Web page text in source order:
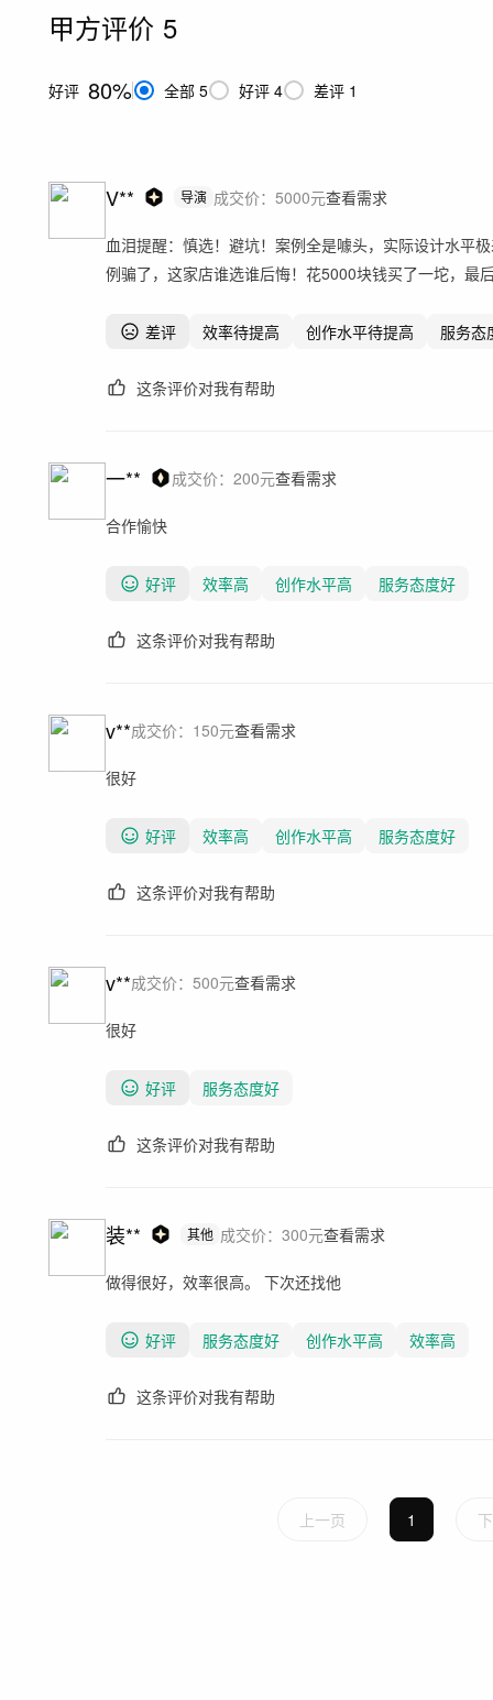
甲方评价 5
好评 80% 全部 5 好评 4 差评 1
V** 导演 成交价： 5000元查看需求
血泪提醒：慎选！避坑！案例全是噱头，实际设计水平
例骗了，这家店谁选谁后悔！花5000块钱买了一坨，最
差评 效率待提高 创作水平待提高 服务态
这条评价对我有帮助
一** 成交价： 200元查看需求
合作愉快
好评 效率高 创作水平高 服务态度好
这条评价对我有帮助
v**成交价： 150元查看需求
很好
好评 效率高 创作水平高 服务态度好
这条评价对我有帮助
v**成交价： 500元查看需求
很好
好评 服务态度好
这条评价对我有帮助
装** 其他 成交价： 300元查看需求
做得很好，效率很高。 下次还找他
好评 服务态度好 创作水平高 效率高
这条评价对我有帮助
上一页 1